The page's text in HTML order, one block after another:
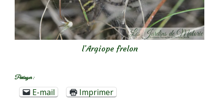
l’Argiope frelon
Partager :
E-mail Imprimer